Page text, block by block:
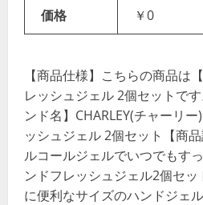
価格 ￥0
【商品仕様】こちらの商品は
レッシュジェル 2個セットで
ンド名】CHARLEY(チャーリ
ッシュジェル 2個セット【商
ルコールジェルでいつでもす
ンドフレッシュジェル2個セ
に便利なサイズのハンドジェ